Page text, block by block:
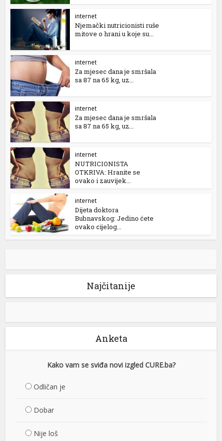
internet
Njemački nutricionisti ruše
mitove o hrani u koje su...
internet
Za mjesec dana je smršala
sa 87 na 65 kg, uz...
internet
Za mjesec dana je smršala
sa 87 na 65 kg, uz...
internet
NUTRICIONISTA
OTKRIVA: Hranite se
ovako i zauvijek...
internet
Dijeta doktora
Bubnavskog: Jedino ćete
ovako cijelog...
Najčitanije
Anketa
Kako vam se sviđa novi izgled CURE.ba?
Odličan je
Dobar
Nije loš